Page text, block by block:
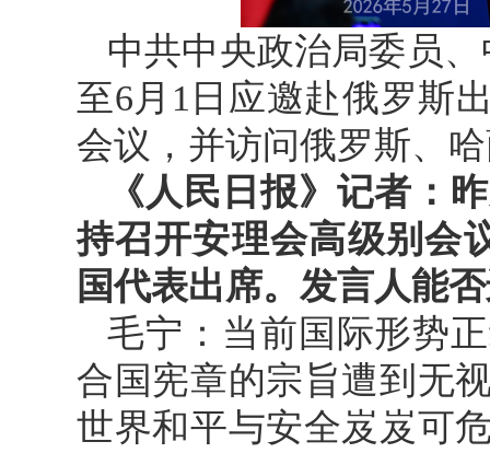
中共中央政治局委员
至6月1日应邀赴俄罗斯
会议，并访问俄罗斯、
《人民日报》记者：
持召开安理会高级别会
国代表出席。发言人能
毛宁：当前国际形势
合国宪章的宗旨遭到无
世界和平与安全岌岌可